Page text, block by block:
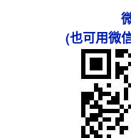
(也可用微